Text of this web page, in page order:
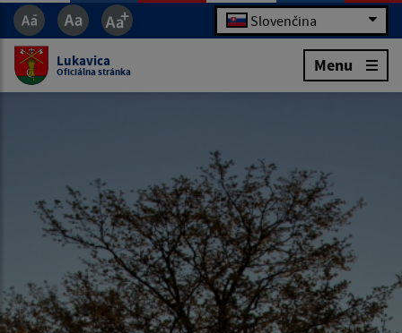
Slovenčina
Lukavica
Oficiálna stránka Menu